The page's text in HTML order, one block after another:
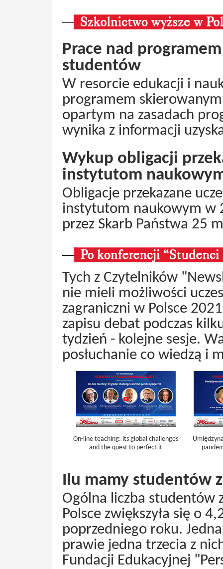
Prace nad
studentów
W resorcie edukacji i
programem
opartym na zasadach
wynika z informacji
Wykup obligacji
instytutom
Obligacje przekazane
instytutom naukowym w
przez Skarb Państwa 25
Tych z Czytelników
nie mieli możliwości
zagraniczni w Polsce
zapisu debat podczas
tydzień - kolejne sesje.
posłuchanie co wiedzą i
On-line teaching: its global challenges
and the quest to perfect it
Ilu mamy studentów
Ogólna liczba studentów
Polsce zwiększyła się o
poprzedniego roku.
prawie jedna trzecia z
Fundacji Edukacyjnej